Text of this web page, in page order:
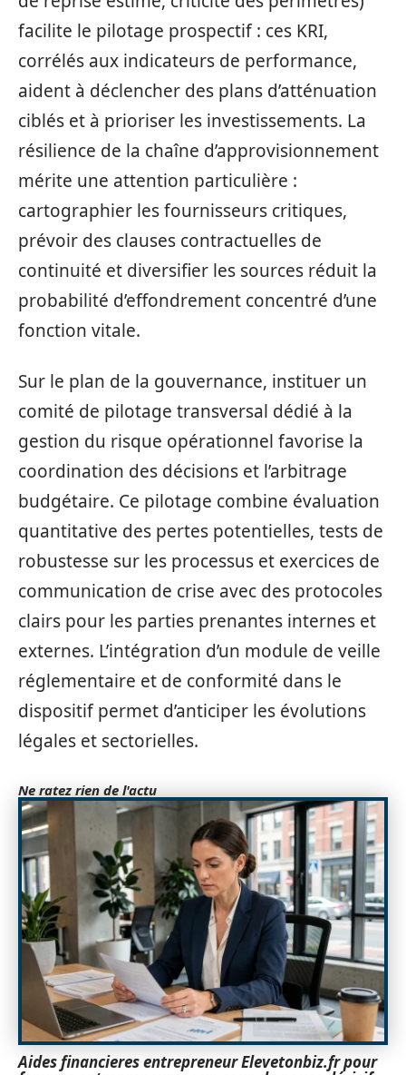
facilite le pilotage prospectif : ces KRI,
corrélés aux indicateurs de performance,
aident à déclencher des plans d’atténuation
ciblés et à prioriser les investissements. La
résilience de la chaîne d’approvisionnement
mérite une attention particulière :
cartographier les fournisseurs critiques,
prévoir des clauses contractuelles de
continuité et diversifier les sources réduit la
probabilité d’effondrement concentré d’une
fonction vitale.
Sur le plan de la gouvernance, instituer un
comité de pilotage transversal dédié à la
gestion du risque opérationnel favorise la
coordination des décisions et l’arbitrage
budgétaire. Ce pilotage combine évaluation
quantitative des pertes potentielles, tests de
robustesse sur les processus et exercices de
communication de crise avec des protocoles
clairs pour les parties prenantes internes et
externes. L’intégration d’un module de veille
réglementaire et de conformité dans le
dispositif permet d’anticiper les évolutions
légales et sectorielles.
Ne ratez rien de l'actu
Aides financieres entrepreneur Elevetonbiz.fr pour